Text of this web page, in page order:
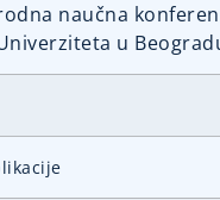
naučna
u